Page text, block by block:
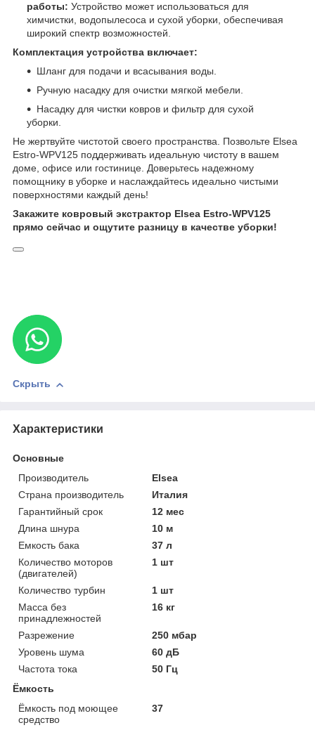
работы: Устройство может использоваться для
химчистки, водопылесоса и сухой уборки, обеспечивая
широкий спектр возможностей.
Комплектация устройства включает:
Шланг для подачи и всасывания воды.
Ручную насадку для очистки мягкой мебели.
Насадку для чистки ковров и фильтр для сухой
уборки.
Не жертвуйте чистотой своего пространства. Позвольте Elsea
Estro-WPV125 поддерживать идеальную чистоту в вашем
доме, офисе или гостинице. Доверьтесь надежному
помощнику в уборке и наслаждайтесь идеально чистыми
поверхностями каждый день!
Закажите ковровый экстрактор Elsea Estro-WPV125
прямо сейчас и ощутите разницу в качестве уборки!
Скрыть
Характеристики
Основные
Производитель
Elsea
Страна производитель
Италия
Гарантийный срок
12 мес
Длина шнура
10 м
Емкость бака
37 л
Количество моторов
(двигателей)
1 шт
Количество турбин
1 шт
Масса без
принадлежностей
16 кг
Разрежение
250 мбар
Уровень шума
60 дБ
Частота тока
50 Гц
Ёмкость
Ёмкость под моющее
средство
37